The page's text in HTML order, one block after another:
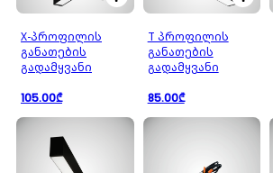
X-პროფილის
განათების
გადამყვანი
105.00₾
T პროფილის
განათების
გადამყვანი
85.00₾